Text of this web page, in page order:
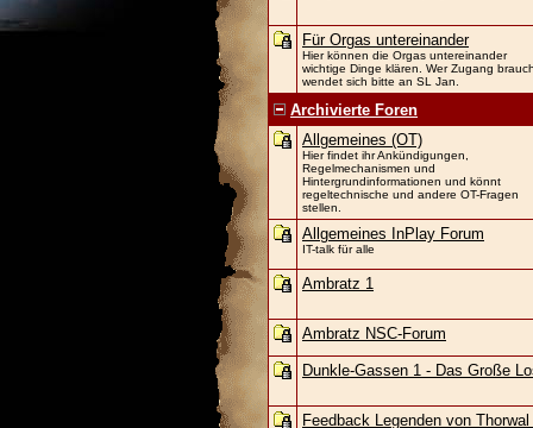
Für Orgas untereinander
Hier können die Orgas untereinander
wichtige Dinge klären. Wer Zugang
wendet sich bitte an SL Jan.
Archivierte Foren
Allgemeines (OT)
Hier findet ihr Ankündigungen,
Regelmechanismen und
Hintergrundinformationen und könnt
regeltechnische und andere OT-Fragen
stellen.
Allgemeines InPlay Forum
IT-talk für alle
Ambratz 1
Ambratz NSC-Forum
Dunkle-Gassen 1 - Das Große
Feedback Legenden von